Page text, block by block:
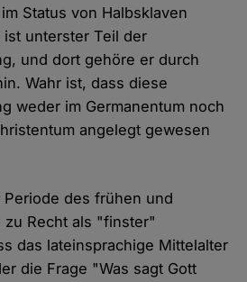
Status von Halbsklaven
unterster Teil der
und dort gehöre er durch
Wahr ist, dass diese
weder im Germanentum noch
angelegt gewesen
des frühen und
zu Recht als "finster"
das lateinsprachige Mittelalter
die Frage "Was sagt Gott